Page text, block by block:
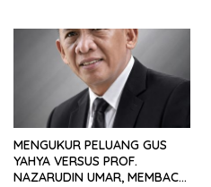
MENGUKUR PELUANG GUS
YAHYA VERSUS PROF.
NAZARUDIN UMAR, MEMBACA